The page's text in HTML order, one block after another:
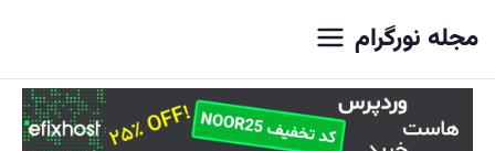
مجله نورگرام